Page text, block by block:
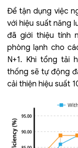
Để tận dụng việc
với hiệu suất năng
đã giới thiệu tính
phòng lạnh cho
N+1. Khi tổng tải
thống sẽ tự động
cải thiện hiệu suất